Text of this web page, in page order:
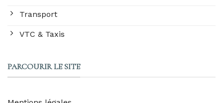
Transport
VTC & Taxis
PARCOURIR LE SITE